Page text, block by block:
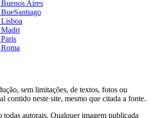
sem limitações, de textos, fotos ou
contido neste site, mesmo que citada a fonte.
todas autorais. Qualquer imagem publicada